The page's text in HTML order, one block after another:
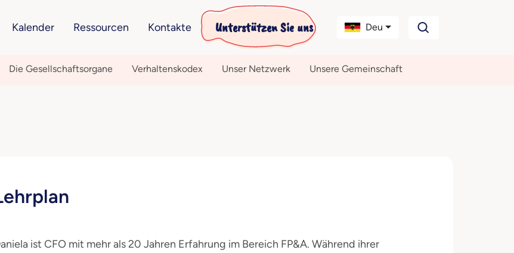
Kalender Ressourcen Kontakte Unterstützen Sie uns Deu
Die Gesellschaftsorgane Verhaltenskodex Unser Netzwerk Unsere Gemeinschaft
ist CFO mit mehr als 20 Jahren Erfahrung im Bereich FP&A. Während ihrer